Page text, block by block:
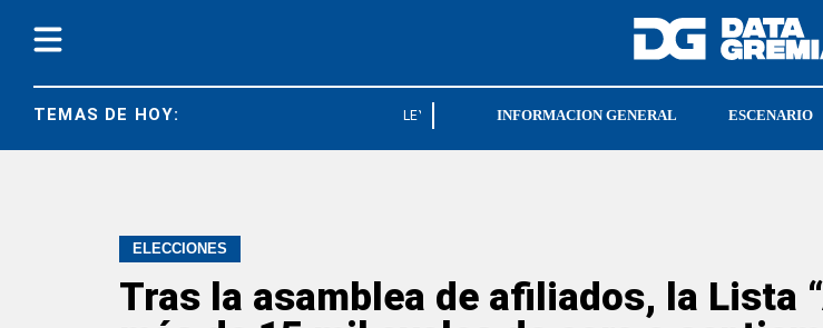
TEMAS DE HOY: LEY BASES CGT UPSRA
INFORMACION GENERAL ESCENARIO
ELECCIONES
Tras la asamblea de afiliados, la Lista